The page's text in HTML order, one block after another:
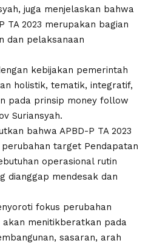
juga menjelaskan bahwa
TA 2023 merupakan bagian
dan pelaksanaan
kebijakan pemerintah
holistik, tematik, integratif,
pada prinsip money follow
Suriansyah.
bahwa APBD-P TA 2023
target Pendapatan
operasional rutin
dianggap mendesak dan
fokus perubahan
akan menitikberatkan pada
sasaran, arah